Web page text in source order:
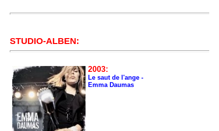
STUDIO-ALBEN:
2003:
Le saut de l'ange -
Emma Daumas